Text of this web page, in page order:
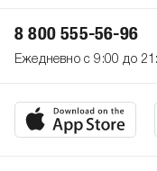
8 800 555-56-96
Ежедневно с 9:00 до